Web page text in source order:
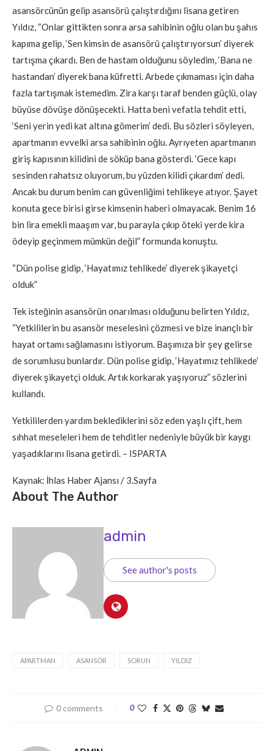
asansörcünün gelip asansörü çalıştırdığını lisana getiren
Yıldız, “Onlar gittikten sonra arsa sahibinin oğlu olan bu şahıs
kapıma gelip, ‘Sen kimsin de asansörü çalıştırıyorsun’ diyerek
tartışma çıkardı. Ben de hastam olduğunu söyledim, ‘Bana ne
hastandan’ diyerek bana küfretti. Arbede çıkmaması için daha
fazla tartışmak istemedim. Zira karşı taraf benden güçlü, olay
büyüse dövüşe dönüşecekti. Hatta beni vefatla tehdit etti,
‘Seni yerin yedi kat altına gömerim’ dedi. Bu sözleri söyleyen,
apartmanın evvelki arsa sahibinin oğlu. Ayrıyeten apartmanın
giriş kapısının kilidini de söküp bana gösterdi. ‘Gece kapı
sesinden rahatsız oluyorum, bu yüzden kilidi çıkardım’ dedi.
Ancak bu durum benim can güvenliğimi tehlikeye atıyor. Şayet
konuta gece birisi girse kimsenin haberi olmayacak. Benim 16
bin lira emekli maaşım var, bu parayla çıkıp öteki yerde kira
ödeyip geçinmem mümkün değil” formunda konuştu.
“Dün polise gidip, ‘Hayatımız tehlikede’ diyerek şikayetçi
olduk”
Tek isteğinin asansörün onarılması olduğunu belirten Yıldız,
“Yetkililerin bu asansör meselesini çözmesi ve bize inançlı bir
hayat ortamı sağlamasını istiyorum. Başımıza bir şey gelirse
de sorumlusu bunlardır. Dün polise gidip, ‘Hayatımız tehlikede’
diyerek şikayetçi olduk. Artık korkarak yaşıyoruz” sözlerini
kullandı.
Yetkililerden yardım beklediklerini söz eden yaşlı çift, hem
sıhhat meseleleri hem de tehditler nedeniyle büyük bir kaygı
yaşadıklarını lisana getirdi. – ISPARTA
Kaynak: İhlas Haber Ajansı / 3.Sayfa
About The Author
admin
See author's posts
APARTMAN ASANSÖR SORUN YILDIZ
0 comments 0